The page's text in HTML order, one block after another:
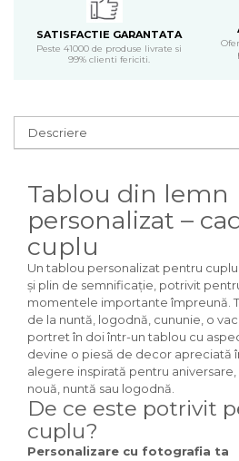
SATISFACTIE GARANTATA
Peste 41000 de produse livrate si
99% clienti fericiti.
Descriere
Tablou din lemn
personalizat –
cuplu
Un tablou personalizat pentru
și plin de semnificație, potrivit
momentele importante împreună.
de la nuntă, logodnă, cununie, o
portret în doi într-un tablou cu
devine o piesă de decor apreciată
alegere inspirată pentru aniversare,
nouă, nuntă sau logodnă.
De ce este potrivit
cuplu?
Personalizare cu fotografia ta